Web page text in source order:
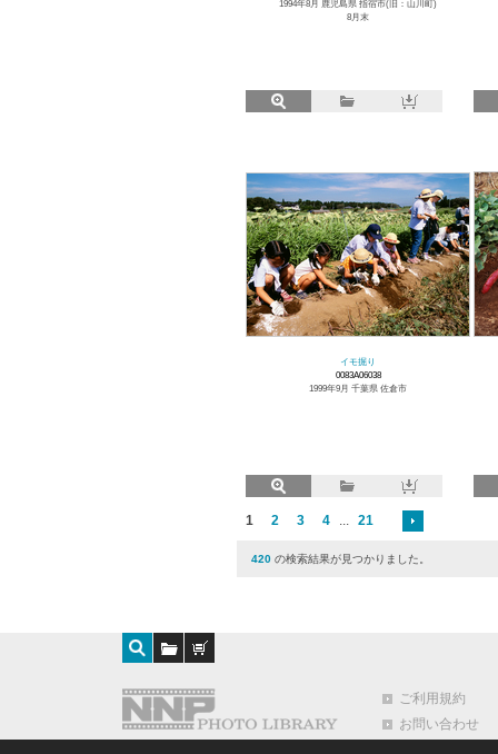
1994年8月 鹿児島県 指宿市(旧：山川町)
8月末
イモ掘り
0083A06038
1999年9月 千葉県 佐倉市
1 2 3 4 ... 21
420 の検索結果が見つかりました。
ご利用規約
お問い合わせ